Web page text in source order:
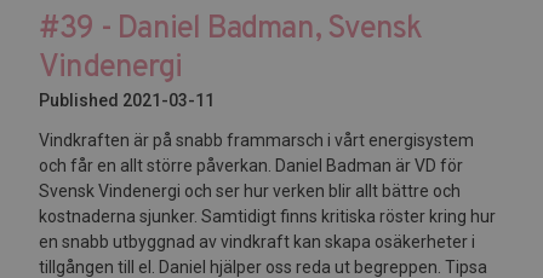
#39 - Daniel Badman, Svensk
Vindenergi
Published 2021-03-11
Vindkraften är på snabb frammarsch i vårt energisystem
och får en allt större påverkan. Daniel Badman är VD för
Svensk Vindenergi och ser hur verken blir allt bättre och
kostnaderna sjunker. Samtidigt finns kritiska röster kring hur
en snabb utbyggnad av vindkraft kan skapa osäkerheter i
tillgången till el. Daniel hjälper oss reda ut begreppen. Tipsa